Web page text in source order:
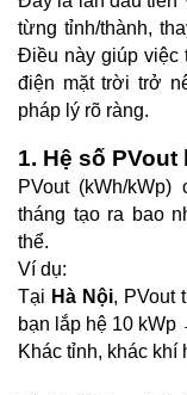
từng tỉnh/thành,
Điều này giúp việc
điện mặt trời trở
pháp lý rõ ràng.
1. Hệ số PVout
PVout (kWh/
tháng tạo ra bao
thể.
Ví dụ:
Tại Hà Nội, PVout
bạn lắp hệ 10 kWp
Khác tỉnh, khác